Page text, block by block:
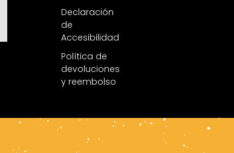
Declaración
de
Accesibilidad
Política de
devoluciones
y reembolso